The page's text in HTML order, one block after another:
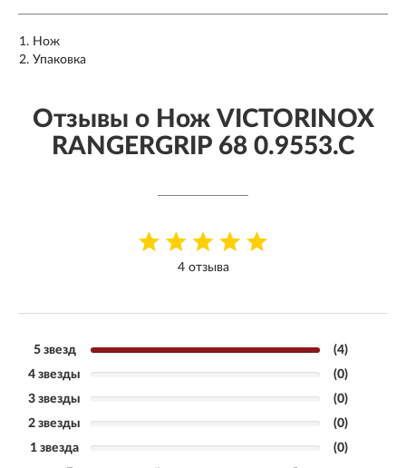
Нож
Упаковка
Отзывы о Нож VICTORINOX
RANGERGRIP 68 0.9553.C
4 отзыва
5 звезд
(4)
4 звезды
(0)
3 звезды
(0)
2 звезды
(0)
1 звезда
(0)